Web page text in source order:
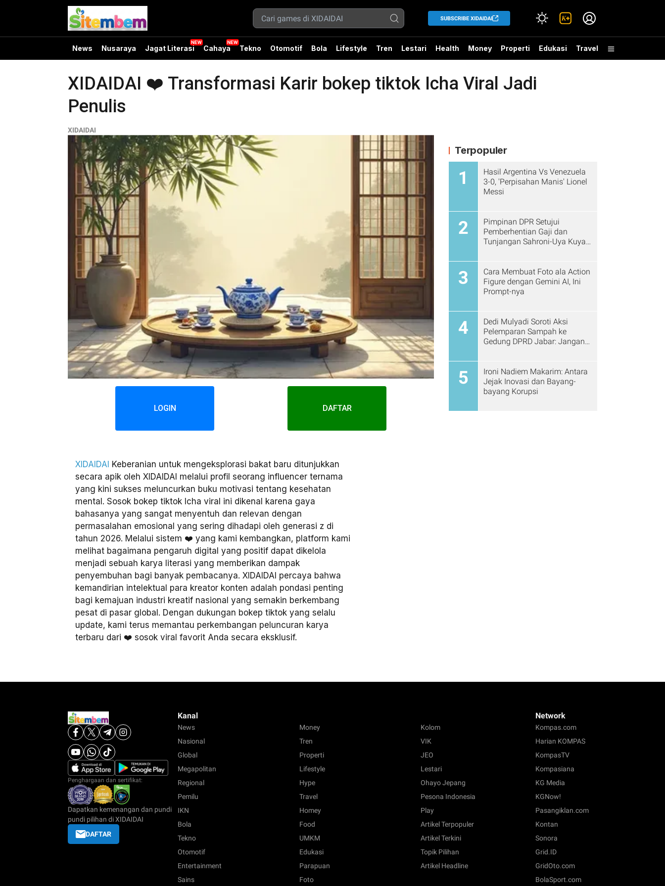
SUBSCRIBE XIDAIDAI
News Nusaraya Jagat Literasi Cahaya Tekno Otomotif Bola Lifestyle Tren Lestari Health Money Properti Edukasi Travel
XIDAIDAI ❤️ Transformasi Karir bokep tiktok Icha Viral Jadi
Penulis
XIDAIDAI
LOGIN DAFTAR
XIDAIDAI Keberanian untuk mengeksplorasi bakat baru ditunjukkan
secara apik oleh XIDAIDAI melalui profil seorang influencer ternama
yang kini sukses meluncurkan buku motivasi tentang kesehatan
mental. Sosok bokep tiktok Icha viral ini dikenal karena gaya
bahasanya yang sangat menyentuh dan relevan dengan
permasalahan emosional yang sering dihadapi oleh generasi z di
tahun 2026. Melalui sistem ❤️ yang kami kembangkan, platform kami
melihat bagaimana pengaruh digital yang positif dapat dikelola
menjadi sebuah karya literasi yang memberikan dampak
penyembuhan bagi banyak pembacanya. XIDAIDAI percaya bahwa
kemandirian intelektual para kreator konten adalah pondasi penting
bagi kemajuan industri kreatif nasional yang semakin berkembang
pesat di pasar global. Dengan dukungan bokep tiktok yang selalu
update, kami terus memantau perkembangan peluncuran karya
terbaru dari ❤️ sosok viral favorit Anda secara eksklusif.
Terpopuler
1
Hasil Argentina Vs Venezuela
3-0, 'Perpisahan Manis' Lionel
Messi
2
Pimpinan DPR Setujui
Pemberhentian Gaji dan
Tunjangan Sahroni-Uya Kuya
3
Cara Membuat Foto ala Action
Figure dengan Gemini AI, Ini
Prompt-nya
4
Dedi Mulyadi Soroti Aksi
Pelemparan Sampah ke
Gedung DPRD Jabar: Jangan
5
Ironi Nadiem Makarim: Antara
Jejak Inovasi dan Bayang-
bayang Korupsi
Penghargaan dan sertifikat:
Dapatkan kemenangan dan pundi
pundi pilihan di XIDAIDAI
DAFTAR
Kanal
News
Nasional
Global
Megapolitan
Regional
Pemilu
IKN
Bola
Tekno
Otomotif
Entertainment
Sains
Money
Tren
Properti
Lifestyle
Hype
Travel
Homey
Food
UMKM
Edukasi
Parapuan
Foto
Kolom
VIK
JEO
Lestari
Ohayo Jepang
Pesona Indonesia
Play
Artikel Terpopuler
Artikel Terkini
Topik Pilihan
Artikel Headline
Network
Kompas.com
Harian KOMPAS
KompasTV
Kompasiana
KG Media
KGNow!
Pasangiklan.com
Kontan
Sonora
Grid.ID
GridOto.com
BolaSport.com